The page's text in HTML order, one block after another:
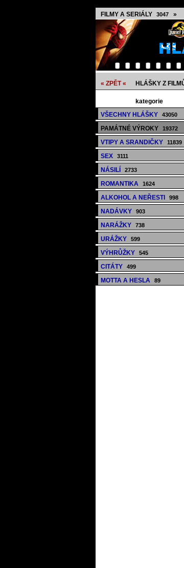
FILMY A SERIÁLY 3047 »
« ZPĚT « HLÁŠKY Z
kategorie
VŠECHNY HLÁŠKY
43050
PAMÁTNÉ VÝROKY 19372
VTIPY A SRANDIČKY 11839
SEX 3111
NÁSILÍ 2733
ROMANTIKA 1624
ALKOHOL A NEŘESTI 998
NADÁVKY 903
NARÁŽKY 738
URÁŽKY 599
VÝHRŮŽKY 545
CITÁTY 499
MOTTA A HESLA 89